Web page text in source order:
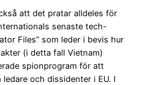
att det pratar alldeles för
senaste tech-
Files” som leder i bevis hur
(i detta fall Vietnam)
spionprogram för att
och dissidenter i EU. I